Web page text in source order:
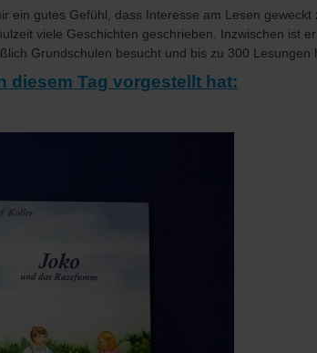
ein gutes Gefühl, dass Interesse am Lesen geweckt
viele Geschichten geschrieben. Inzwischen ist
Grundschulen besucht und bis zu 300 Lesungen
diesem Tag vorgestellt hat: